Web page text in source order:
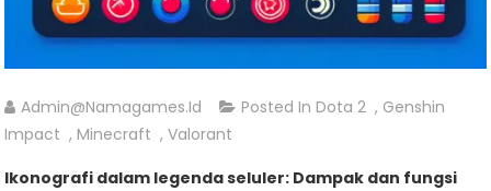
Admin@namagames.id Posted In Dota 2 , Genshin
Impact , Minecraft ,Valorant
Ikonografi dalam legenda seluler: Dampak dan fungsi